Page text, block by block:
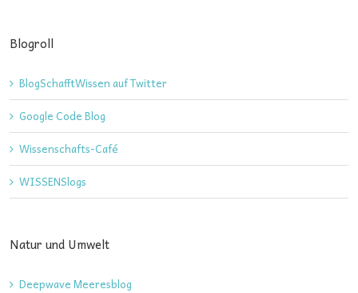
Blogroll
BlogSchafftWissen auf Twitter
Google Code Blog
Wissenschafts-Café
WISSENSlogs
Natur und Umwelt
Deepwave Meeresblog